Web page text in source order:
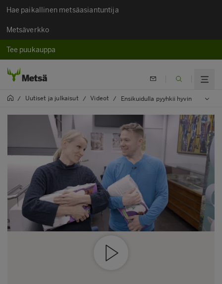
Hae paikallinen metsäasiantuntija
Metsäverkko
Tee puukauppa
/ Uutiset ja julkaisut / Videot / Ensikuidulla pyyhkii hyvin